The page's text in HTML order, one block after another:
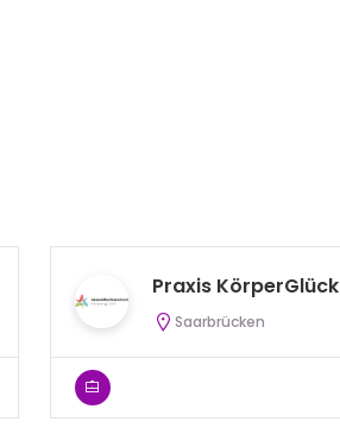
Praxis KörperGlück
Saarbrücken